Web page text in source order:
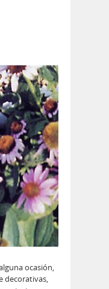
ocasión,
decorativas,